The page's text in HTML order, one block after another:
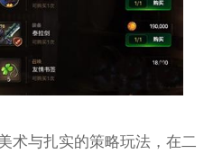
术与扎实的策略玩法，在二